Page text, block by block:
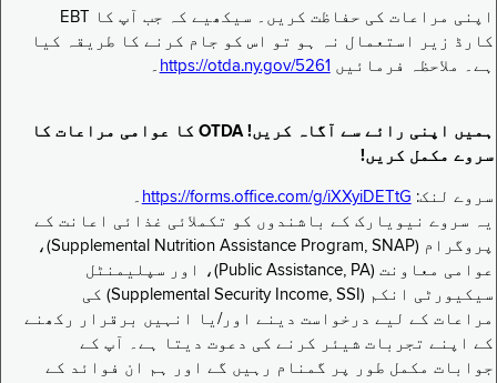
اپنی مراعات کی حفاظت کریں۔ سیکھیے کہ جب آپ کا EBT
کارڈ زیر استعمال نہ ہو تو اس کو جام کرنے کا طریقہ کیا
ہے۔ ملاحظہ فرمائیں https://otda.ny.gov/5261 ۔
ہمیں اپنی رائے سے آگاہ کریں! OTDA کا عوامی مراعات کا
سروے مکمل کریں!
سروے لنک: https://forms.office.com/g/iXXyiDETtG ۔
یہ سروے نیویارک کے باشندوں کو تکملائی غذائی اعانت کے
پروگرام (Supplemental Nutrition Assistance Program, SNAP)،
عوامی معاونت (Public Assistance, PA)، اور سپلیمنٹل
سیکیورٹی انکم (Supplemental Security Income, SSI) کی
مراعات کے لیے درخواست دینے اور/یا انہیں برقرار رکھنے
کے اپنے تجربات شیئر کرنے کی دعوت دیتا ہے۔ آپ کے
جوابات مکمل طور پر گمنام رہیں گے اور ہم ان فوائد کے